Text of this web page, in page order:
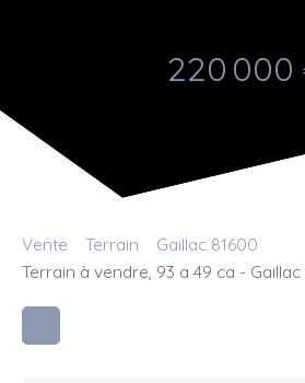
220 000
Vente Terrain
Gaillac 81600
Terrain à vendre, 93 a 49 ca - Gaillac